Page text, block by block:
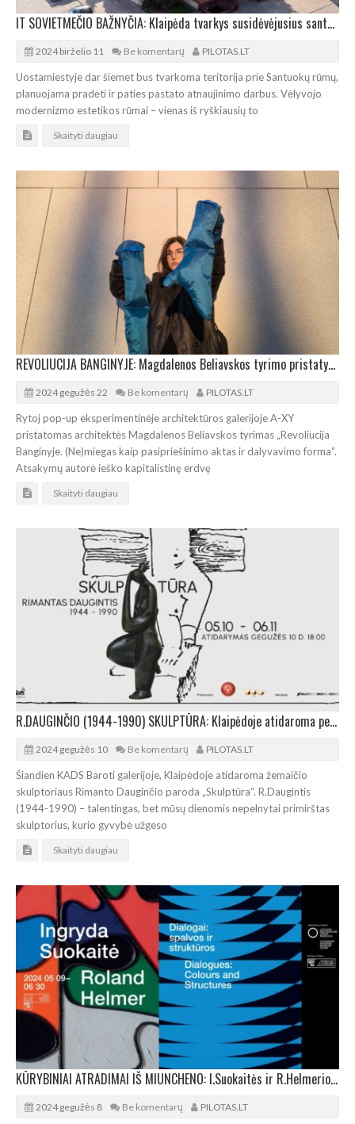
IT SOVIETMEČIO BAŽNYČIA: Klaipėda tvarkys susidėvėjusius santuokų rūmus
2024 birželio 11 Be komentarų PILOTAS.LT
Uostamiestyje dar šiemet bus tvarkoma teritorija prie Santuokų rūmų,
planuojama pradėti ir paties pastato atnaujinimo darbus. Vėlyvojo
modernizmo estetikos rūmai – vienas iš ryškiausių to
Skaityti daugiau
REVOLIUCIJA BANGINYJE: Magdalenos Beliavskos tyrimo pristatymas galerijoje A-XY
2024 gegužės 22 Be komentarų PILOTAS.LT
Rytoj pop-up eksperimentinėje architektūros galerijoje A-XY
pristatomas architektės Magdalenos Beliavskos tyrimas „Revoliucija
Banginyje. (Ne)miegas kaip pasipriešinimo aktas ir dalyvavimo forma“.
Atsakymų autorė ieško kapitalistinę erdvę
Skaityti daugiau
R.DAUGINČIO (1944-1990) SKULPTŪRA: Klaipėdoje atidaroma personalinė paroda
2024 gegužės 10 Be komentarų PILOTAS.LT
Šiandien KADS Baroti galerijoje, Klaipėdoje atidaroma žemaičio
skulptoriaus Rimanto Dauginčio paroda „Skulptūra“. R.Daugintis
(1944-1990) – talentingas, bet mūsų dienomis nepelnytai primirštas
skulptorius, kurio gyvybė užgeso
Skaityti daugiau
KŪRYBINIAI ATRADIMAI IŠ MIUNCHENO: I.Suokaitės ir R.Helmerio paroda Kaune
2024 gegužės 8 Be komentarų PILOTAS.LT